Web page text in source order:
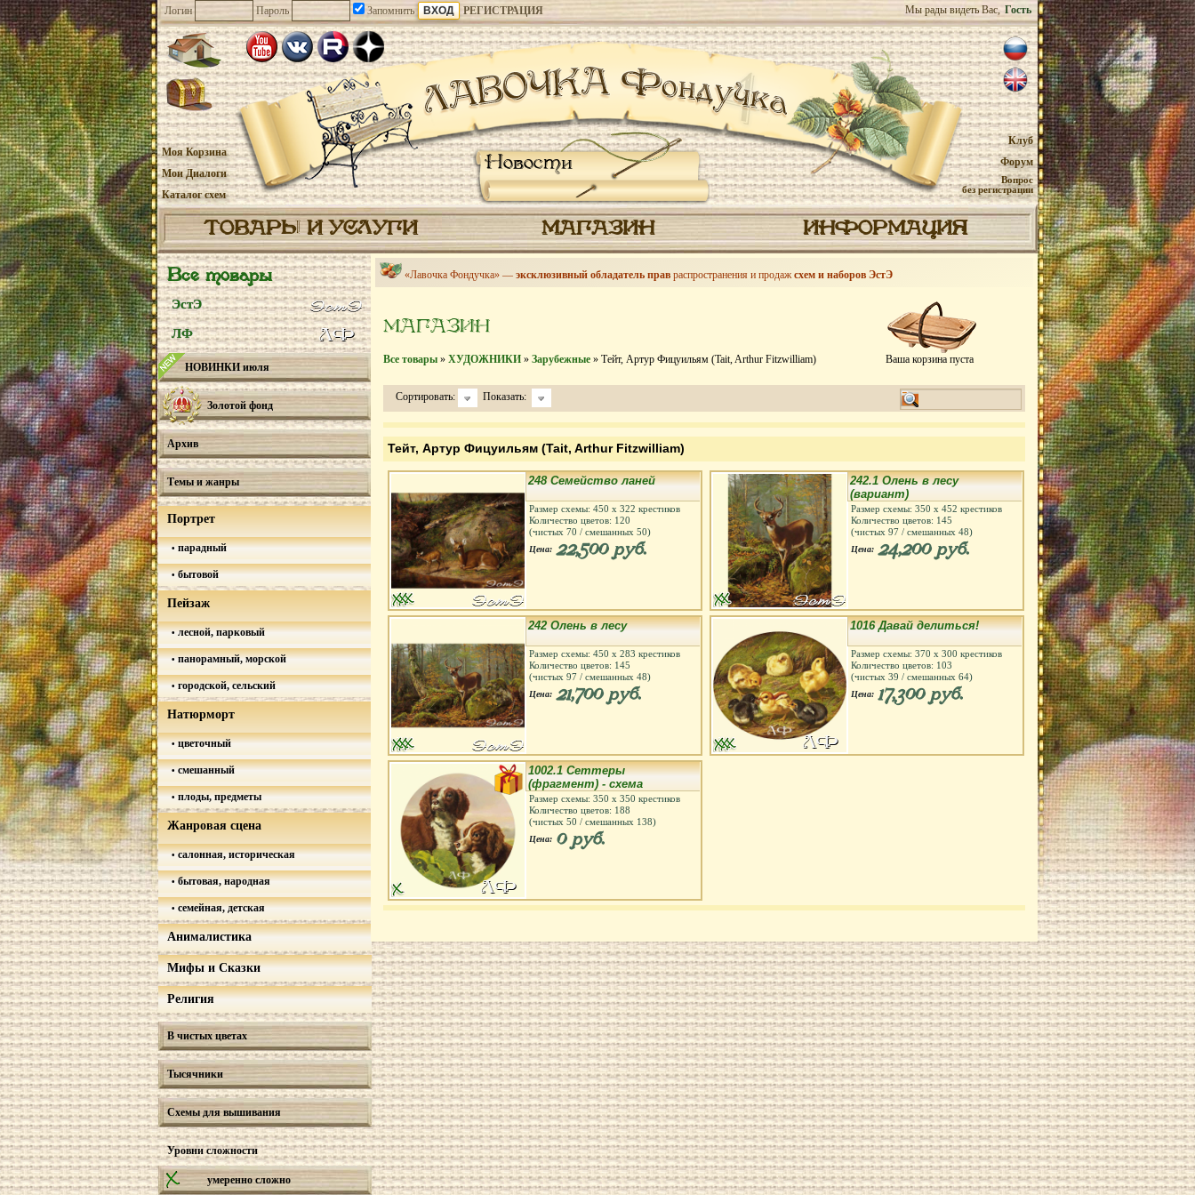
Логин Пароль Запомнить РЕГИСТРАЦИЯ Мы рады видеть Вас, Гость
Новости
Моя Корзина
Мои Диалоги
Каталог схем
Клуб
Форум
Вопрос
без регистрации
ТОВАРЫ И УСЛУГИ МАГАЗИН ИНФОРМАЦИЯ
Все товары
ЭстЭ
ЛФ
НОВИНКИ июля
Золотой фонд
Архив
Темы и жанры
Портрет
парадный
бытовой
Пейзаж
лесной, парковый
панорамный, морской
городской, сельский
Натюрморт
цветочный
смешанный
плоды, предметы
Жанровая сцена
салонная, историческая
бытовая, народная
семейная, детская
Анималистика
Мифы и Сказки
Религия
В чистых цветах
Тысячники
Схемы для вышивания
Уровни сложности
умеренно сложно
«Лавочка Фондучка» — эксклюзивный обладатель прав распространения и продажсхем и наборов ЭстЭ
Ваша корзина пуста
МАГАЗИН
Все товары » ХУДОЖНИКИ » Зарубежные » Тейт, Артур Фицуильям (Tait, Arthur Fitzwilliam)
Сортировать: Показать:
Тейт, Артур Фицуильям (Tait, Arthur Fitzwilliam)
248 Семейство ланей
Размер схемы: 450 х 322 крестиков
Количество цветов: 120
(чистых 70 / смешанных 50)
Цена: 22,500 руб.
242.1 Олень в лесу
(вариант)
Размер схемы: 350 х 452 крестиков
Количество цветов: 145
(чистых 97 / смешанных 48)
Цена: 24,200 руб.
242 Олень в лесу
Размер схемы: 450 х 283 крестиков
Количество цветов: 145
(чистых 97 / смешанных 48)
Цена: 21,700 руб.
1016 Давай делиться!
Размер схемы: 370 х 300 крестиков
Количество цветов: 103
(чистых 39 / смешанных 64)
Цена: 17,300 руб.
1002.1 Сеттеры
(фрагмент) - схема
Размер схемы: 350 х 350 крестиков
Количество цветов: 188
(чистых 50 / смешанных 138)
Цена: 0 руб.